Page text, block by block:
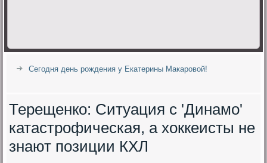
Сегодня день рождения у Екатерины Макаровой!
Терещенко: Ситуация с 'Динамо'
катастрофическая, а хоккеисты не
знают позиции КХЛ